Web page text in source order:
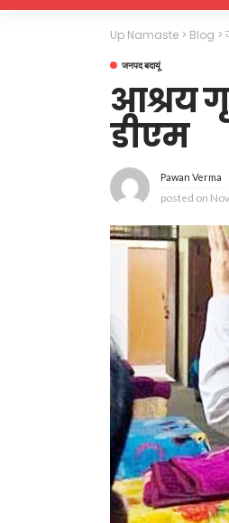
Up Namaste > Blog >
जनपद बदायूं
आश्रय
डीएम
Pawan Verma
posted on